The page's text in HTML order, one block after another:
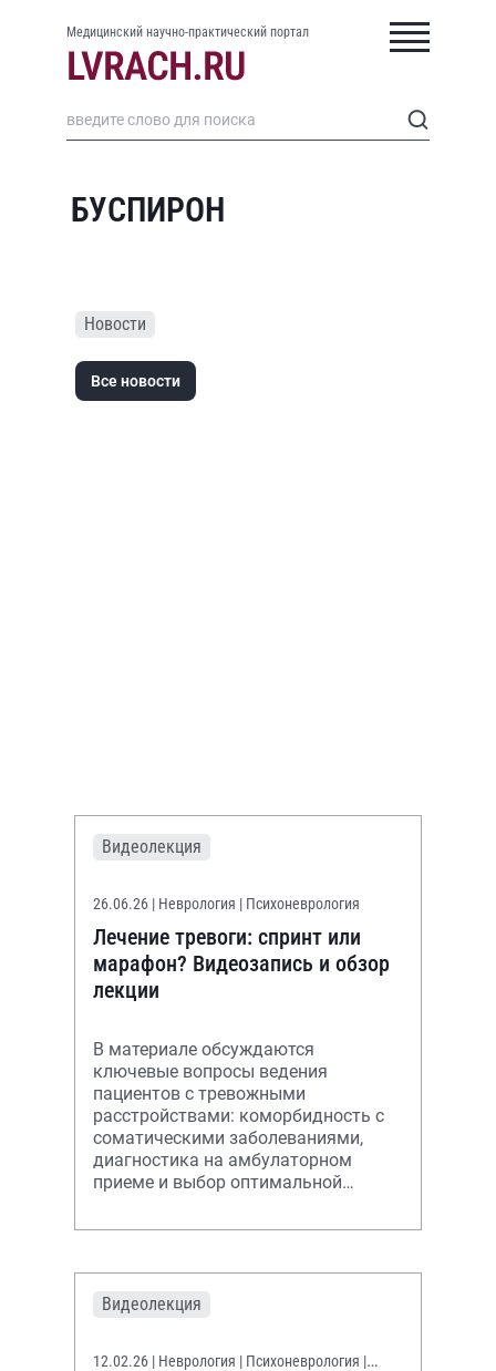
Медицинский научно-практический портал
БУСПИРОН
Новости
Все новости
Видеолекция
26.06.26 | Неврология | Психоневрология
Лечение тревоги: спринт или
марафон? Видеозапись и обзор
лекции
В материале обсуждаются
ключевые вопросы ведения
пациентов с тревожными
расстройствами: коморбидность с
соматическими заболеваниями,
диагностика на амбулаторном
приеме и выбор оптимальной
долгосрочной терапии.
Видеолекция
12.02.26 | Неврология | Психоневрология |